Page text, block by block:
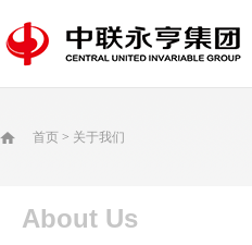
首页 > 关于我们
About Us